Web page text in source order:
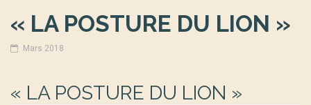
« LA POSTURE DU LION »
Mars 2018
« LA POSTURE DU LION »